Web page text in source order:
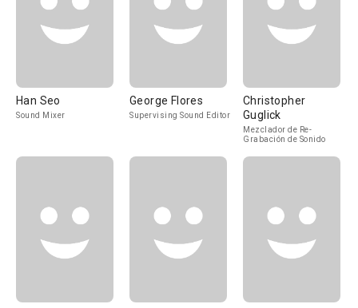
Han Seo
Sound Mixer
George Flores
Supervising Sound Editor
Christopher
Guglick
Mezclador de Re-
Grabación de Sonido